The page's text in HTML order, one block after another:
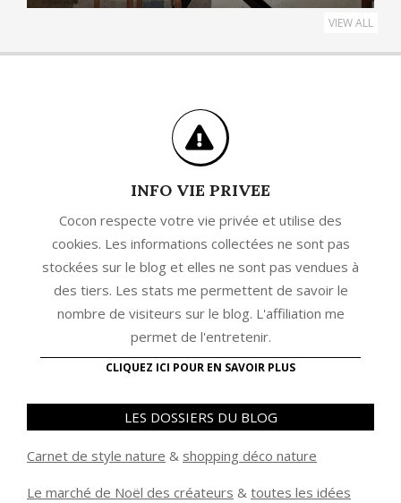
VIEW ALL
INFO VIE PRIVEE
Cocon respecte votre vie privée et utilise des
cookies. Les informations collectées ne sont pas
stockées sur le blog et elles ne sont pas vendues à
des tiers. Les stats me permettent de savoir le
nombre de visiteurs sur le blog. L'affiliation me
permet de l'entretenir.
CLIQUEZ ICI POUR EN SAVOIR PLUS
LES DOSSIERS DU BLOG
Carnet de style nature & shopping déco nature
Le marché de Noël des créateurs & toutes les idées